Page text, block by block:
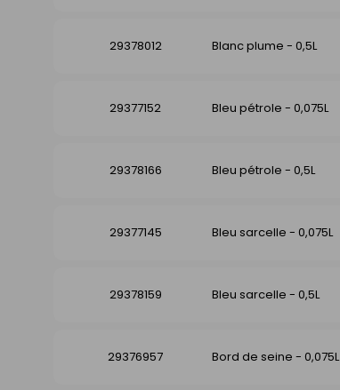
29378012 Blanc plume - 0,5L
29377152 Bleu pétrole - 0,075L
29378166 Bleu pétrole - 0,5L
29377145 Bleu sarcelle - 0,075L
29378159 Bleu sarcelle - 0,5L
29376957 Bord de seine - 0,075L